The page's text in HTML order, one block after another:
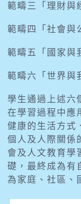
範疇三「理財與
範疇四「社會與
範疇五「國家與
範疇六「世界與
學生通過上述六
在學習過程中應
健康的生活方式
個人及人際關係
會及人文教育學
礎，最終成為有
為家庭、社區、